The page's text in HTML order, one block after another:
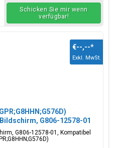
Schicken Sie mir wenn
verfügbar!
G806-12578-01
G806-12578-01, Kompatibel
€--,--*
Exkl. MwSt.